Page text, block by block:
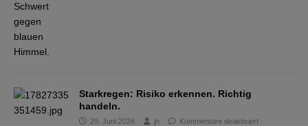
Starkregen: Risiko erkennen. Richtig
handeln.
29. Juni 2026 jh Kommentare deaktiviert